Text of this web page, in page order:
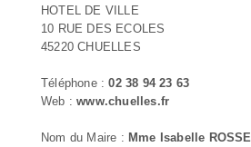
HOTEL DE VILLE
10 RUE DES ECOLES
45220 CHUELLES
Téléphone :02 38 94 23 63
Web :www.chuelles.fr
Nom du Maire : Mme Isabelle ROSSE